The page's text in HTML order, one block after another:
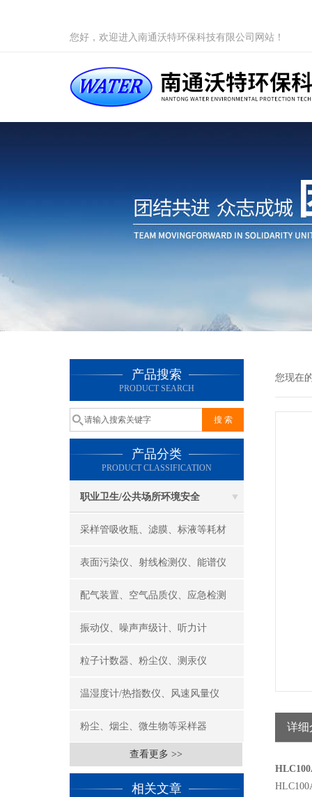
您好，欢迎进入南通沃特环保科技有限公司网站！
产品搜索
PRODUCT SEARCH
产品分类
PRODUCT CLASSIFICATION
职业卫生/公共场所环境安全
采样管吸收瓶、滤膜、标液等耗材
表面污染仪、射线检测仪、能谱仪
配气装置、空气品质仪、应急检测
振动仪、噪声声级计、听力计
粒子计数器、粉尘仪、测汞仪
温湿度计/热指数仪、风速风量仪
粉尘、烟尘、微生物等采样器
查看更多 >>
相关文章
您现在
详细